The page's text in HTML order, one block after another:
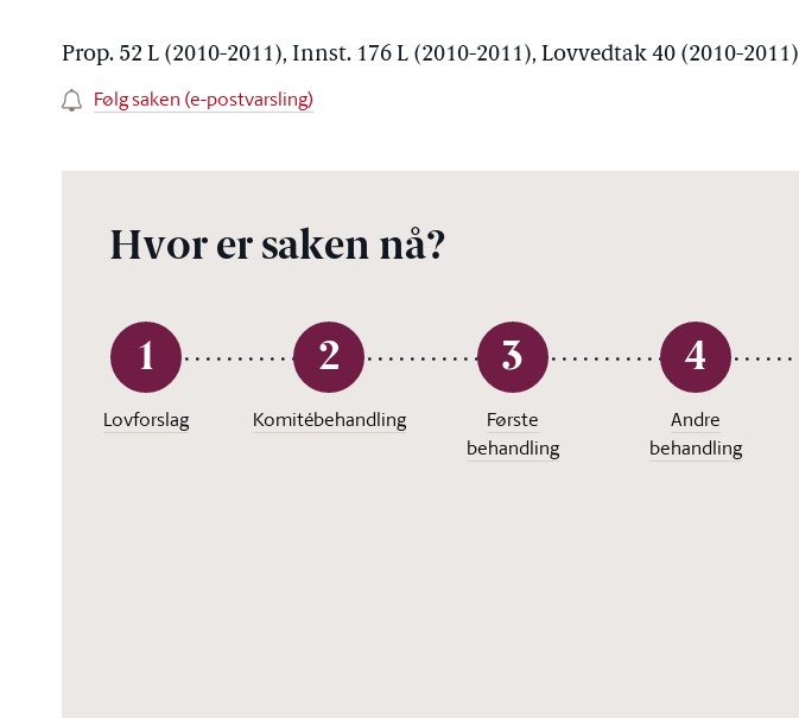
Prop. 52 L (2010-2011), Innst. 176 L (2010-2011), Lovvedtak 40 (2010-2011)
Følg saken (e-postvarsling)
Hvor er saken nå?
1
Lovforslag
2
Komitébehandling
3
Første
behandling
4
Andre
behandling